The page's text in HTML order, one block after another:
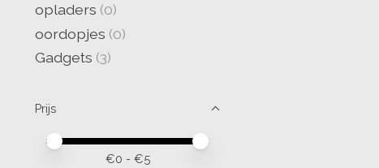
opladers (0)
oordopjes (0)
Gadgets (3)
Prijs
Minimale prijswaarde
Price maximum value
€0 - €5